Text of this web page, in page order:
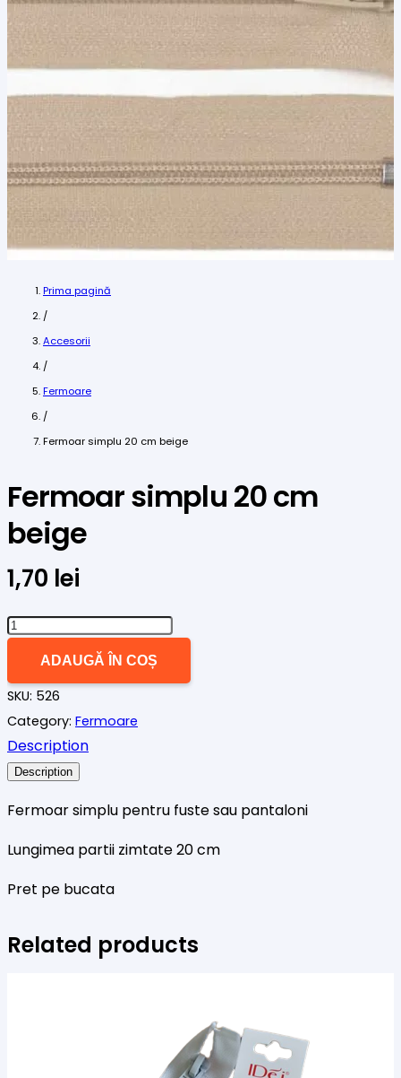
Prima pagină
/
Accesorii
/
Fermoare
/
Fermoar simplu 20 cm beige
Fermoar simplu 20 cm
beige
1,70 lei
Cantitate
20
cm
beige
ADAUGĂ ÎN COȘ
SKU: 526
Category: Fermoare
Description
Description
Fermoar simplu pentru fuste sau pantaloni
Lungimea partii zimtate 20 cm
Pret pe bucata
Related products